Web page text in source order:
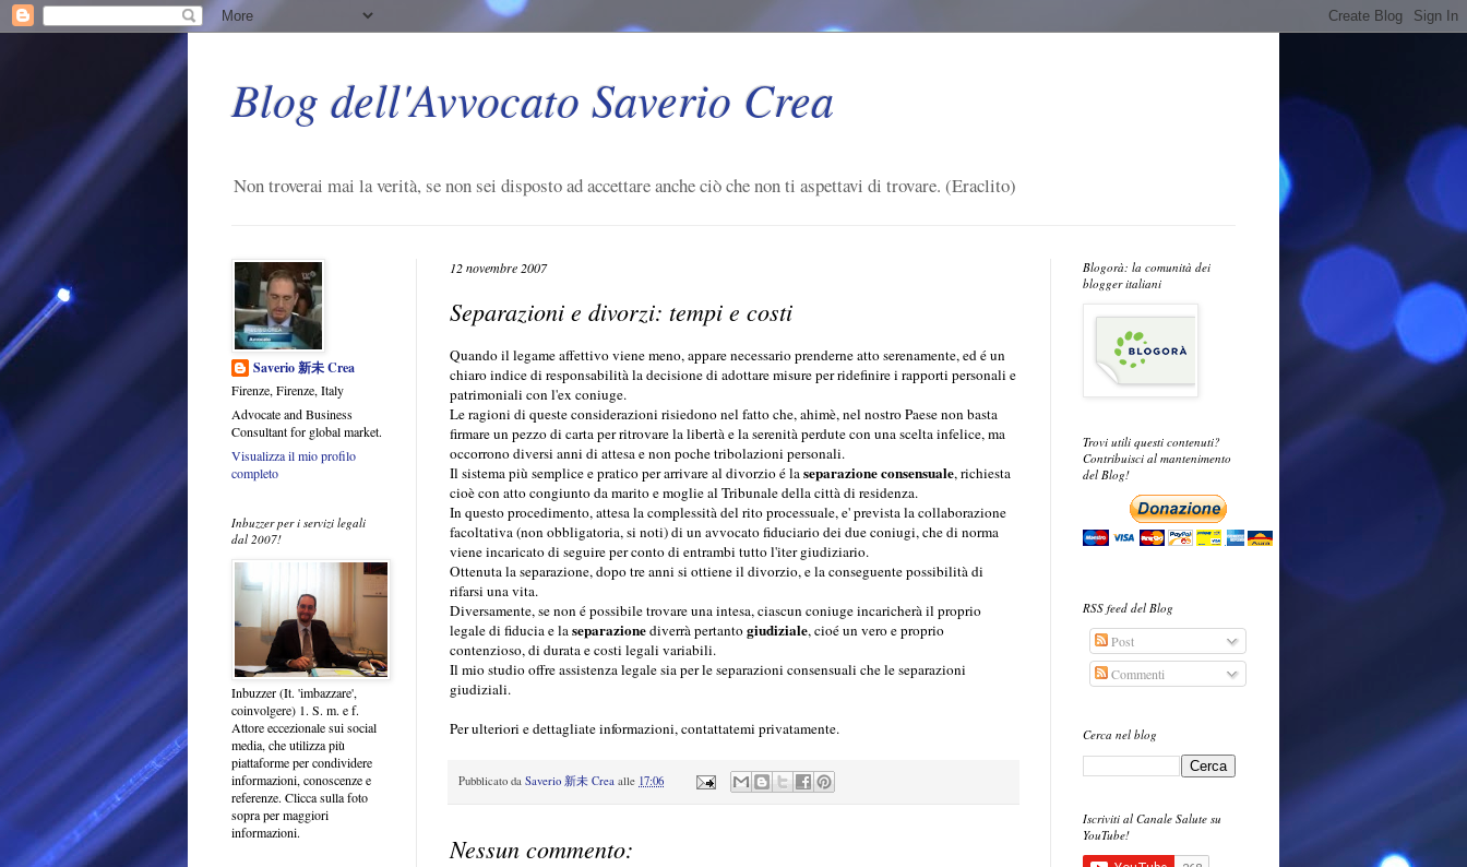
Blog dell'Avvocato Saverio Crea
Non troverai mai la verità, se non sei disposto ad accettare anche ciò che non ti aspettavi di trovare. (Eraclito)
12 novembre 2007
Separazioni e divorzi: tempi e costi
Quando il legame affettivo viene meno, appare necessario prenderne atto serenamente, ed é un
chiaro indice di responsabilità la decisione di adottare misure per ridefinire i rapporti personali e
patrimoniali con l'ex coniuge.
Le ragioni di queste considerazioni risiedono nel fatto che, ahimè, nel nostro Paese non basta
firmare un pezzo di carta per ritrovare la libertà e la serenità perdute con una scelta infelice, ma
occorrono diversi anni di attesa e non poche tribolazioni personali.
Il sistema più semplice e pratico per arrivare al divorzio é laseparazione consensuale, richiesta
cioè con atto congiunto da marito e moglie al Tribunale della città di residenza.
In questo procedimento, attesa la complessità del rito processuale, e' prevista la collaborazione
facoltativa (non obbligatoria, si noti) di un avvocato fiduciario dei due coniugi, che di norma
viene incaricato di seguire per conto di entrambi tutto l'iter giudiziario.
Ottenuta la separazione, dopo tre anni si ottiene il divorzio, e la conseguente possibilità di
rifarsi una vita.
Diversamente, se non é possibile trovare una intesa, ciascun coniuge incaricherà il proprio
legale di fiducia e laseparazionediverrà pertantogiudiziale, cioé un vero e proprio
contenzioso, di durata e costi legali variabili.
Il mio studio offre assistenza legale sia per le separazioni consensuali che le separazioni
giudiziali.
Per ulteriori e dettagliate informazioni, contattatemi privatamente.
Pubblicato da Saverio 新未 Crea alle 17:06
Nessun commento:
Saverio 新未 Crea
Firenze, Firenze, Italy
Advocate and Business
Consultant for global market.
Visualizza il mio profilo
completo
Inbuzzer per i servizi legali
dal 2007!
Inbuzzer (It. 'imbazzare',
coinvolgere) 1. S. m. e f.
Attore eccezionale sui social
media, che utilizza più
piattaforme per condividere
informazioni, conoscenze e
referenze. Clicca sulla foto
sopra per maggiori
informazioni.
Blogorà: la comunità dei
blogger italiani
Trovi utili questi contenuti?
Contribuisci al mantenimento
del Blog!
RSS feed del Blog
Post
Commenti
Cerca nel blog
Iscriviti al Canale Salute su
YouTube!